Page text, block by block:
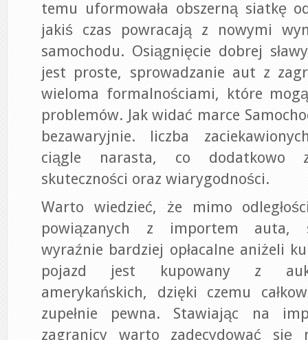
temu uformowała obszerną siatkę
jakiś czas powracają z nowymi
samochodu. Osiągnięcie dobrej
jest proste, sprowadzanie aut z
wieloma formalnościami, które
problemów. Jak widać marce
bezawaryjnie. liczba
ciągle narasta, co dodatkowo
skuteczności oraz wiarygodności.
Warto wiedzieć, że mimo
powiązanych z importem auta,
wyraźnie bardziej opłacalne aniżeli
pojazd jest kupowany z
amerykańskich, dzięki czemu
zupełnie pewna. Stawiając na
zagranicy warto zadecydować się